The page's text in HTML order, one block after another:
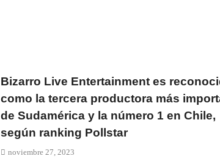
Bizarro Live Entertainment es
como la tercera productora más
de Sudamérica y la número 1 en Chile,
según ranking Pollstar
noviembre 27, 2023